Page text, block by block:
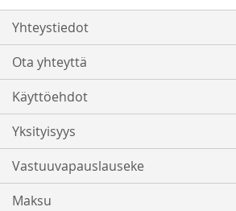
Yhteystiedot
Ota yhteyttä
Käyttöehdot
Yksityisyys
Vastuuvapauslauseke
Maksu